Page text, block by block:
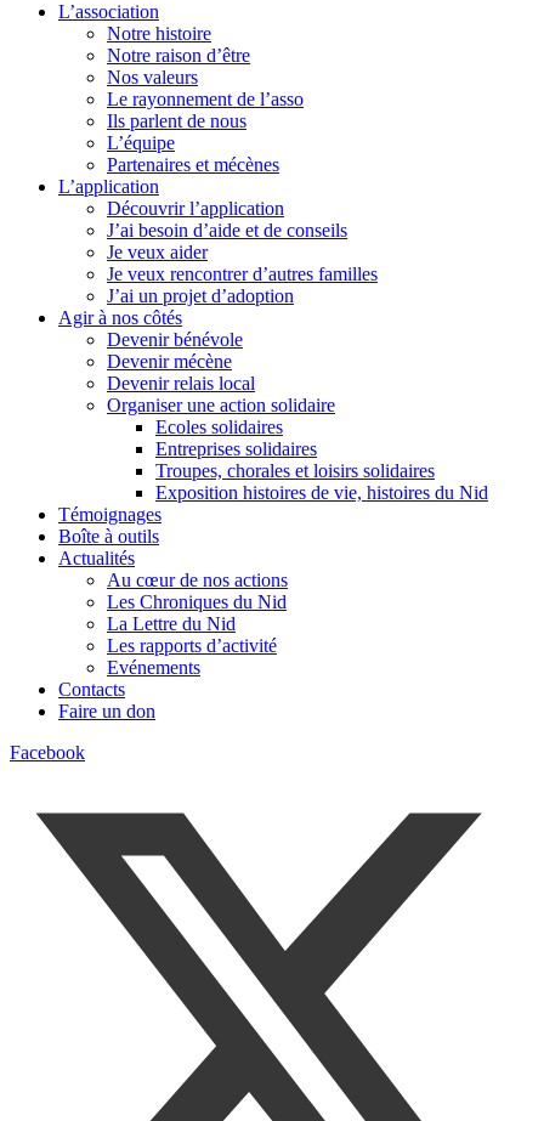
L’association
Notre histoire
Notre raison d’être
Nos valeurs
Le rayonnement de l’asso
Ils parlent de nous
L’équipe
Partenaires et mécènes
L’application
Découvrir l’application
J’ai besoin d’aide et de conseils
Je veux aider
Je veux rencontrer d’autres familles
J’ai un projet d’adoption
Agir à nos côtés
Devenir bénévole
Devenir mécène
Devenir relais local
Organiser une action solidaire
Ecoles solidaires
Entreprises solidaires
Troupes, chorales et loisirs solidaires
Exposition histoires de vie, histoires du Nid
Témoignages
Boîte à outils
Actualités
Au cœur de nos actions
Les Chroniques du Nid
La Lettre du Nid
Les rapports d’activité
Evénements
Contacts
Faire un don
Facebook